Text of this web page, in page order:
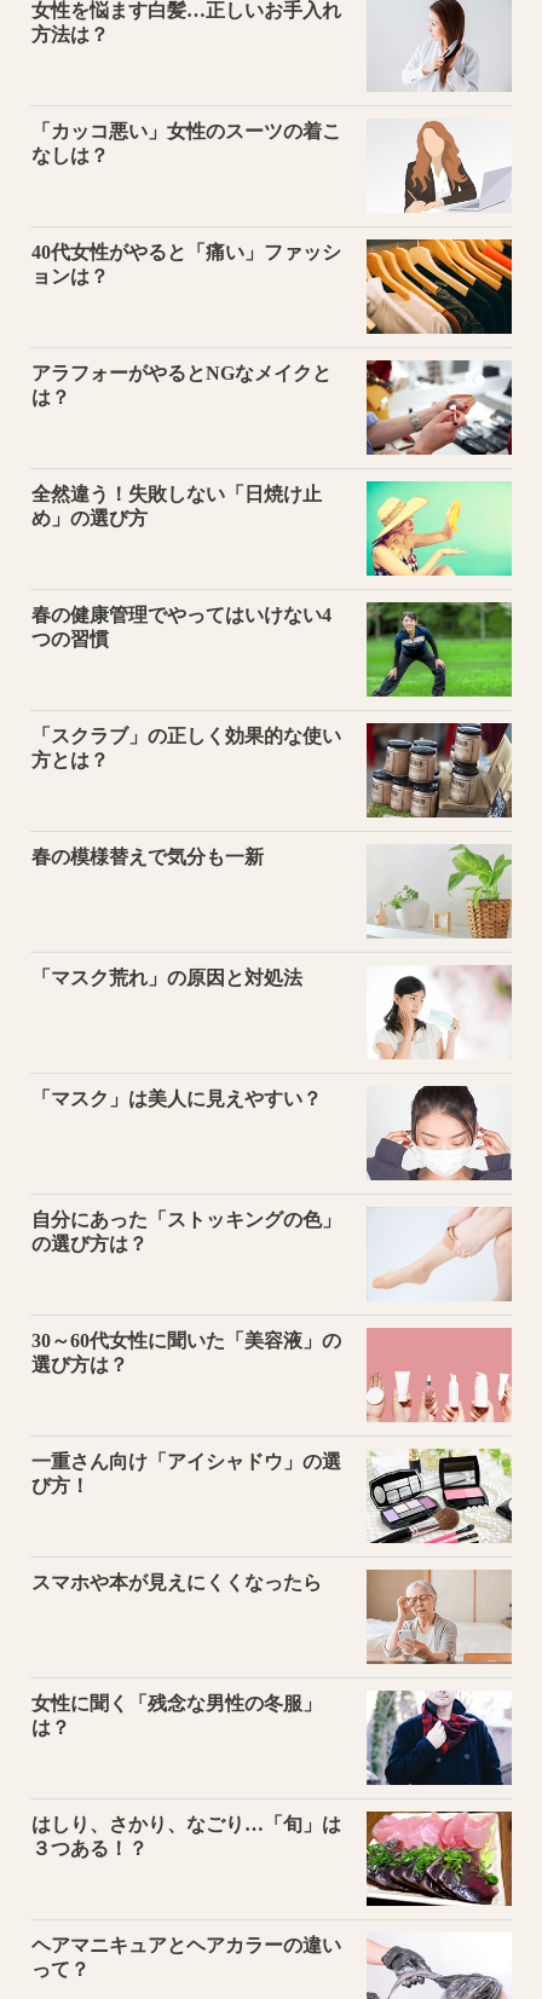
女性を悩ます白髪…正しいお手入れ
方法は？
「カッコ悪い」女性のスーツの着こ
なしは？
40代女性がやると「痛い」ファッシ
ョンは？
アラフォーがやるとNGなメイクと
は？
全然違う！失敗しない「日焼け止
め」の選び方
春の健康管理でやってはいけない4
つの習慣
「スクラブ」の正しく効果的な使い
方とは？
春の模様替えで気分も一新
「マスク荒れ」の原因と対処法
「マスク」は美人に見えやすい？
自分にあった「ストッキングの色」
の選び方は？
30～60代女性に聞いた「美容液」の
選び方は？
一重さん向け「アイシャドウ」の選
び方！
スマホや本が見えにくくなったら
女性に聞く「残念な男性の冬服」
は？
はしり、さかり、なごり…「旬」は
３つある！？
ヘアマニキュアとヘアカラーの違い
って？